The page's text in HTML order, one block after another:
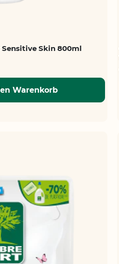
Skin 800ml
Warenkorb